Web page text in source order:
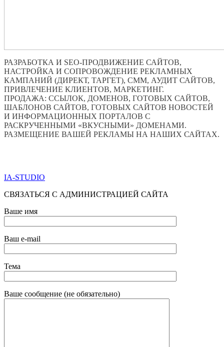
РАЗРАБОТКА И SEO-ПРОДВИЖЕНИЕ САЙТОВ,
НАСТРОЙКА И СОПРОВОЖДЕНИЕ РЕКЛАМНЫХ
КАМПАНИЙ (ДИРЕКТ, ТАРГЕТ), СММ, АУДИТ САЙТОВ,
ПРИВЛЕЧЕНИЕ КЛИЕНТОВ, МАРКЕТИНГ.
ПРОДАЖА: ССЫЛОК, ДОМЕНОВ, ГОТОВЫХ САЙТОВ,
ШАБЛОНОВ САЙТОВ, ГОТОВЫХ САЙТОВ НОВОСТЕЙ
И ИНФОРМАЦИОННЫХ ПОРТАЛОВ С
РАСКРУЧЕННЫМИ «ВКУСНЫМИ» ДОМЕНАМИ.
РАЗМЕЩЕНИЕ ВАШЕЙ РЕКЛАМЫ НА НАШИХ САЙТАХ.
IA-STUDIO
СВЯЗАТЬСЯ С АДМИНИСТРАЦИЕЙ САЙТА
Ваше имя
Ваш e-mail
Тема
Ваше сообщение (не обязательно)